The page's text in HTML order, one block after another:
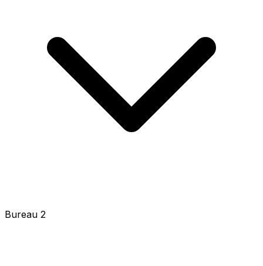
Bureau 2